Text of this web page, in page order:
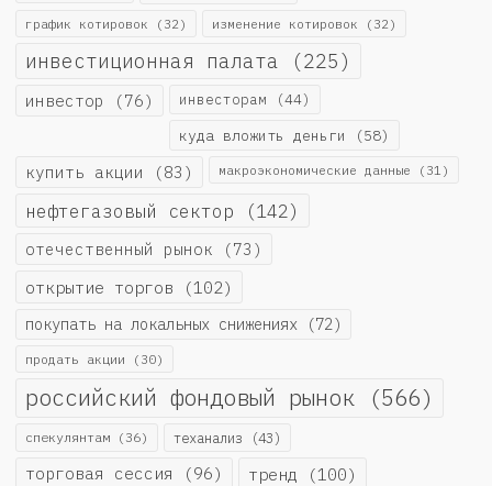
график котировок (32) изменение котировок (32)
инвестиционная палата (225)
инвестор (76) инвесторам (44)
куда вложить деньги (58)
купить акции (83) макроэкономические данные (31)
нефтегазовый сектор (142)
отечественный рынок (73)
открытие торгов (102)
покупать на локальных снижениях (72)
продать акции (30)
российский фондовый рынок (566)
спекулянтам (36) теханализ (43)
торговая сессия (96) тренд (100)